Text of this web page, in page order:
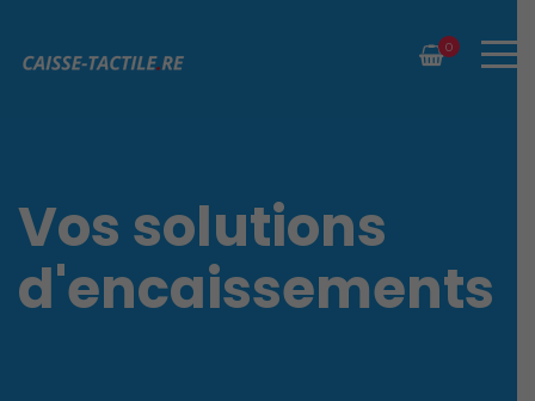
0
Vos solutions
d'encaissements